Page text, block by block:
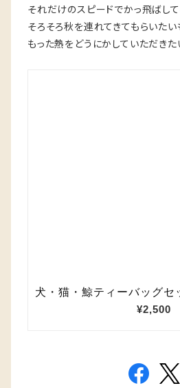
それだけのスピードでかっ飛ばし
そろそろ秋を連れてきてもらいたい
もった熱をどうにかしていただきた